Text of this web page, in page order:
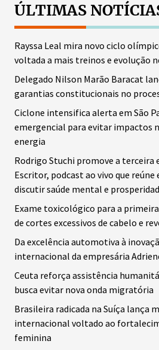
ÚLTIMAS
Rayssa Leal mira novo ciclo
voltada a mais treinos e evolução
Delegado Nilson Marão Baracat
garantias constitucionais no
Ciclone intensifica alerta em São
emergencial para evitar impactos
energia
Rodrigo Stuchi promove a terceira
Escritor, podcast ao vivo que reúne
discutir saúde mental e
Exame toxicológico para a
de cortes excessivos de cabelo e
Da excelência automotiva à
internacional da empresária
Ceuta reforça assistência
busca evitar nova onda migratória
Brasileira radicada na Suíça lança
internacional voltado ao
feminina